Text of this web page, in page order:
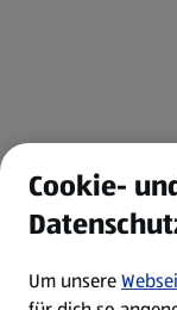
Cookie-
Um unsere